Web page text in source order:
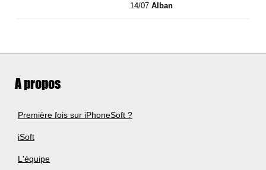
14/07Alban
A propos
Première fois sur iPhoneSoft ?
iSoft
L'équipe